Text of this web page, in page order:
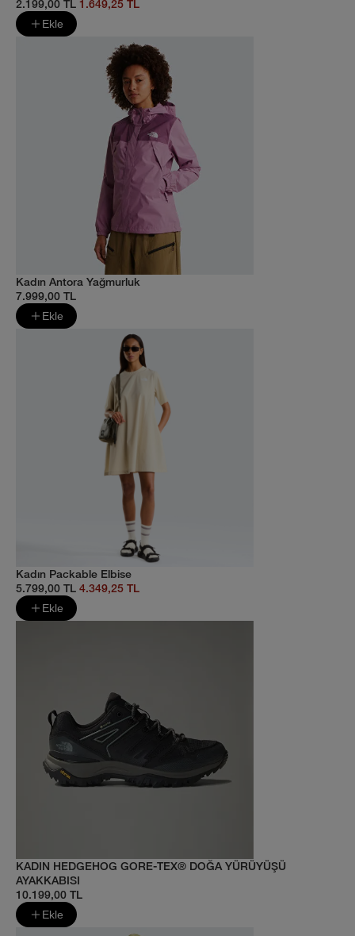
2.199,00 TL 1.649,25 TL
Ekle
Kadın Antora Yağmurluk
7.999,00 TL
Ekle
Kadın Packable Elbise
5.799,00 TL 4.349,25 TL
Ekle
KADIN HEDGEHOG GORE-TEX® DOĞA YÜRÜYÜŞÜ
AYAKKABISI
10.199,00 TL
Ekle